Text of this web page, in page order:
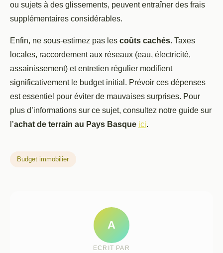
ou sujets à des glissements, peuvent entraîner des frais
supplémentaires considérables.
Enfin, ne sous-estimez pas les coûts cachés. Taxes
locales, raccordement aux réseaux (eau, électricité,
assainissement) et entretien régulier modifient
significativement le budget initial. Prévoir ces dépenses
est essentiel pour éviter de mauvaises surprises. Pour
plus d’informations sur ce sujet, consultez notre guide sur
l’achat de terrain au Pays Basque ici.
Budget immobilier
A
ECRIT PAR